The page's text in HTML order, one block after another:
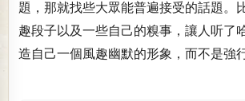
題，那就找些大眾能普遍接受的話題。
趣段子以及一些自己的糗事，讓人听了
造自己一個風趣幽默的形象，而不是強